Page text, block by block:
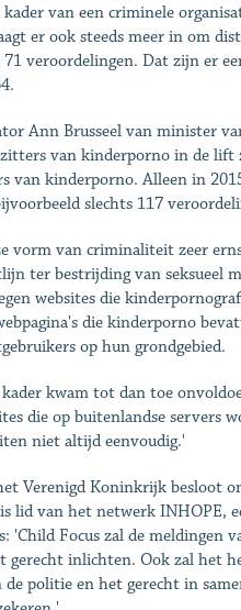
van een criminele
er ook steeds meer in om
veroordelingen. Dat zijn er
Ann Brusseel van minister
van kinderporno in de
van kinderporno. Alleen in
slechts 117
vorm van criminaliteit zeer
ter bestrijding van seksueel
websites die
die kinderporno
op hun grondgebied.
kwam tot dan toe
die op buitenlandse servers
niet altijd eenvoudig.'
Verenigd Koninkrijk besloot
lid van het netwerk
'Child Focus zal de meldingen
inlichten. Ook zal het
de politie en het gerecht in